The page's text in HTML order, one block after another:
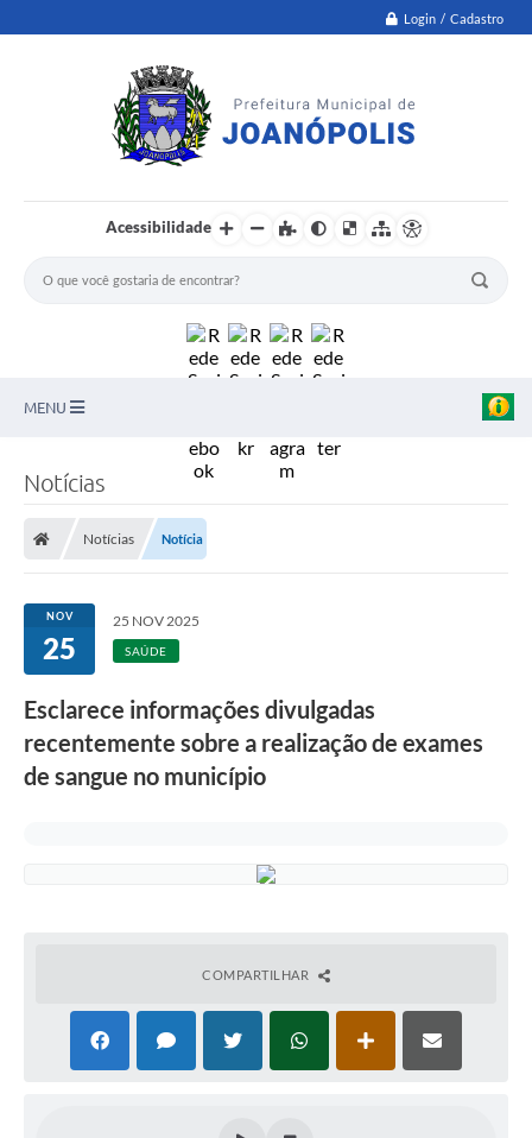
Login / Cadastro
Acessibilidade
MENU
Transparência
Editais
Diário Oficial
Conselhos
Contato
Contas Públicas
Notícias
Notícias Notícia
NOV
25
25 NOV 2025
SAÚDE
Esclarece informações divulgadas
recentemente sobre a realização de exames
de sangue no município
COMPARTILHAR